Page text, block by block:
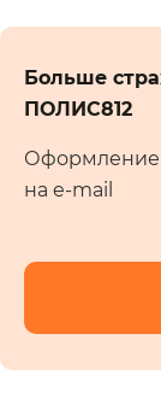
Больше
ПОЛИС812
Оформление
на e-mail